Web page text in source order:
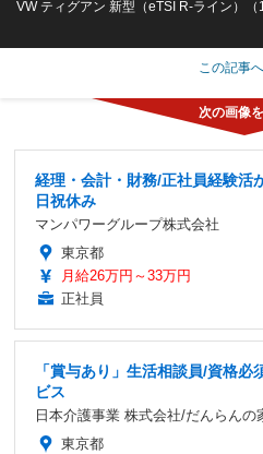
VW ティグアン 新型（eTSI R-ライン）（
この記事
経理・会計・財務/正社員経験活
日祝休み
マンパワーグループ株式会社
東京都
月給26万円～33万円
正社員
「賞与あり」生活相談員/資格
ビス
日本介護事業 株式会社/だんらんの
東京都